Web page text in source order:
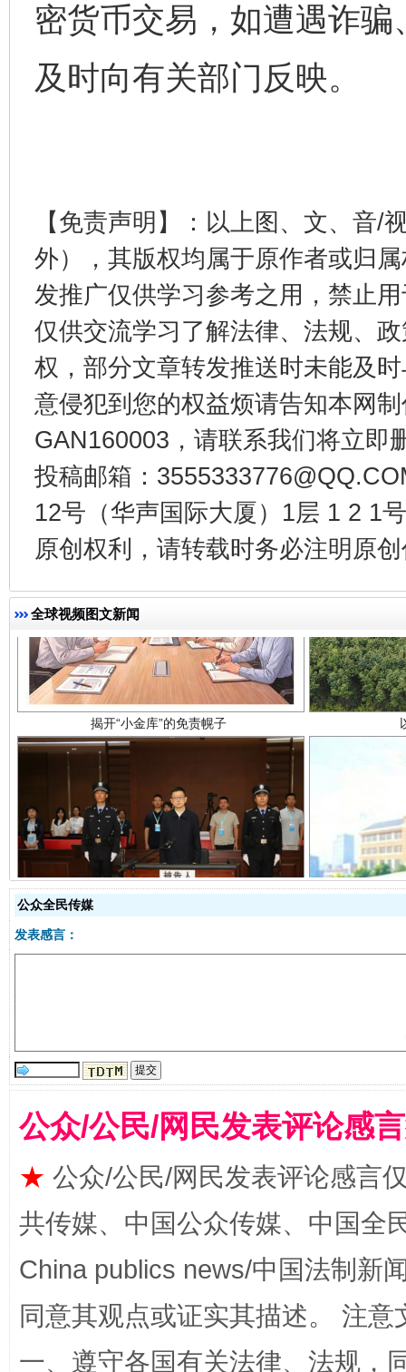
密货币交易，如遭遇诈
及时向有关部门反映。
【免责声明】：以上图、文、音/
外），其版权均属于原作者或归
发推广仅供学习参考之用，禁止
仅供交流学习了解法律、法规、
权，部分文章转发推送时未能及
意侵犯到您的权益烦请告知本网
GAN160003，请联系我们将立即
投稿邮箱：
12号（华声国际大厦）1层 1 2 1
原创权利，请转载时务必注明原
全球视频图文新闻
千年窑火 生生不息 一
揭开“小金库”的免责幌子
受贿1.44亿！段成刚被判无期 从幼
全民健身五年计划来了！等你上场
阿坝州三大球赛在茂县开幕 规模
公众全民传媒
发表感言：
公众/公民/网民发表评论感
★ 公众/公民/网民发表评论感言
共传媒、中国公众传媒、中国全
China publics news/中国法制新
同意其观点或证实其描述。 注
一、遵守各国有关法律、法规，